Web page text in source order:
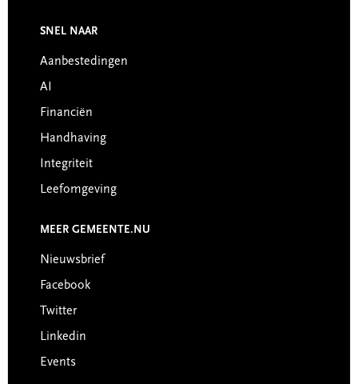
Footer
SNEL NAAR
Aanbestedingen
AI
Financiën
Handhaving
Integriteit
Leefomgeving
MEER GEMEENTE.NU
Nieuwsbrief
Facebook
Twitter
Linkedin
Events